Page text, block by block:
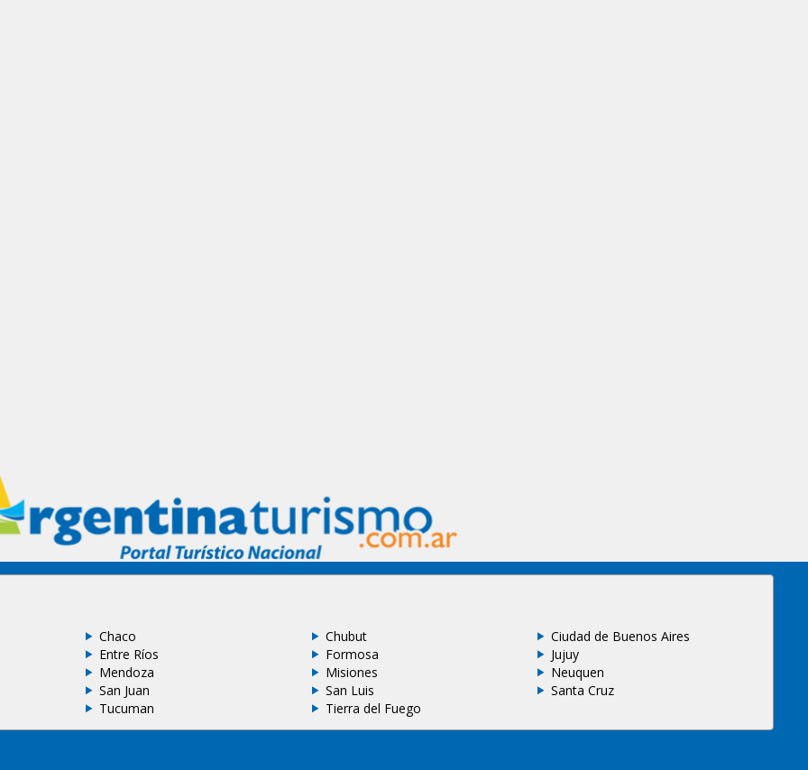
Chaco Chubut
Ciudad de Buenos Aires
Entre Ríos Formosa
Jujuy
Mendoza Misiones
Neuquen
San Juan San Luis
Santa Cruz
Tucuman Tierra del Fuego